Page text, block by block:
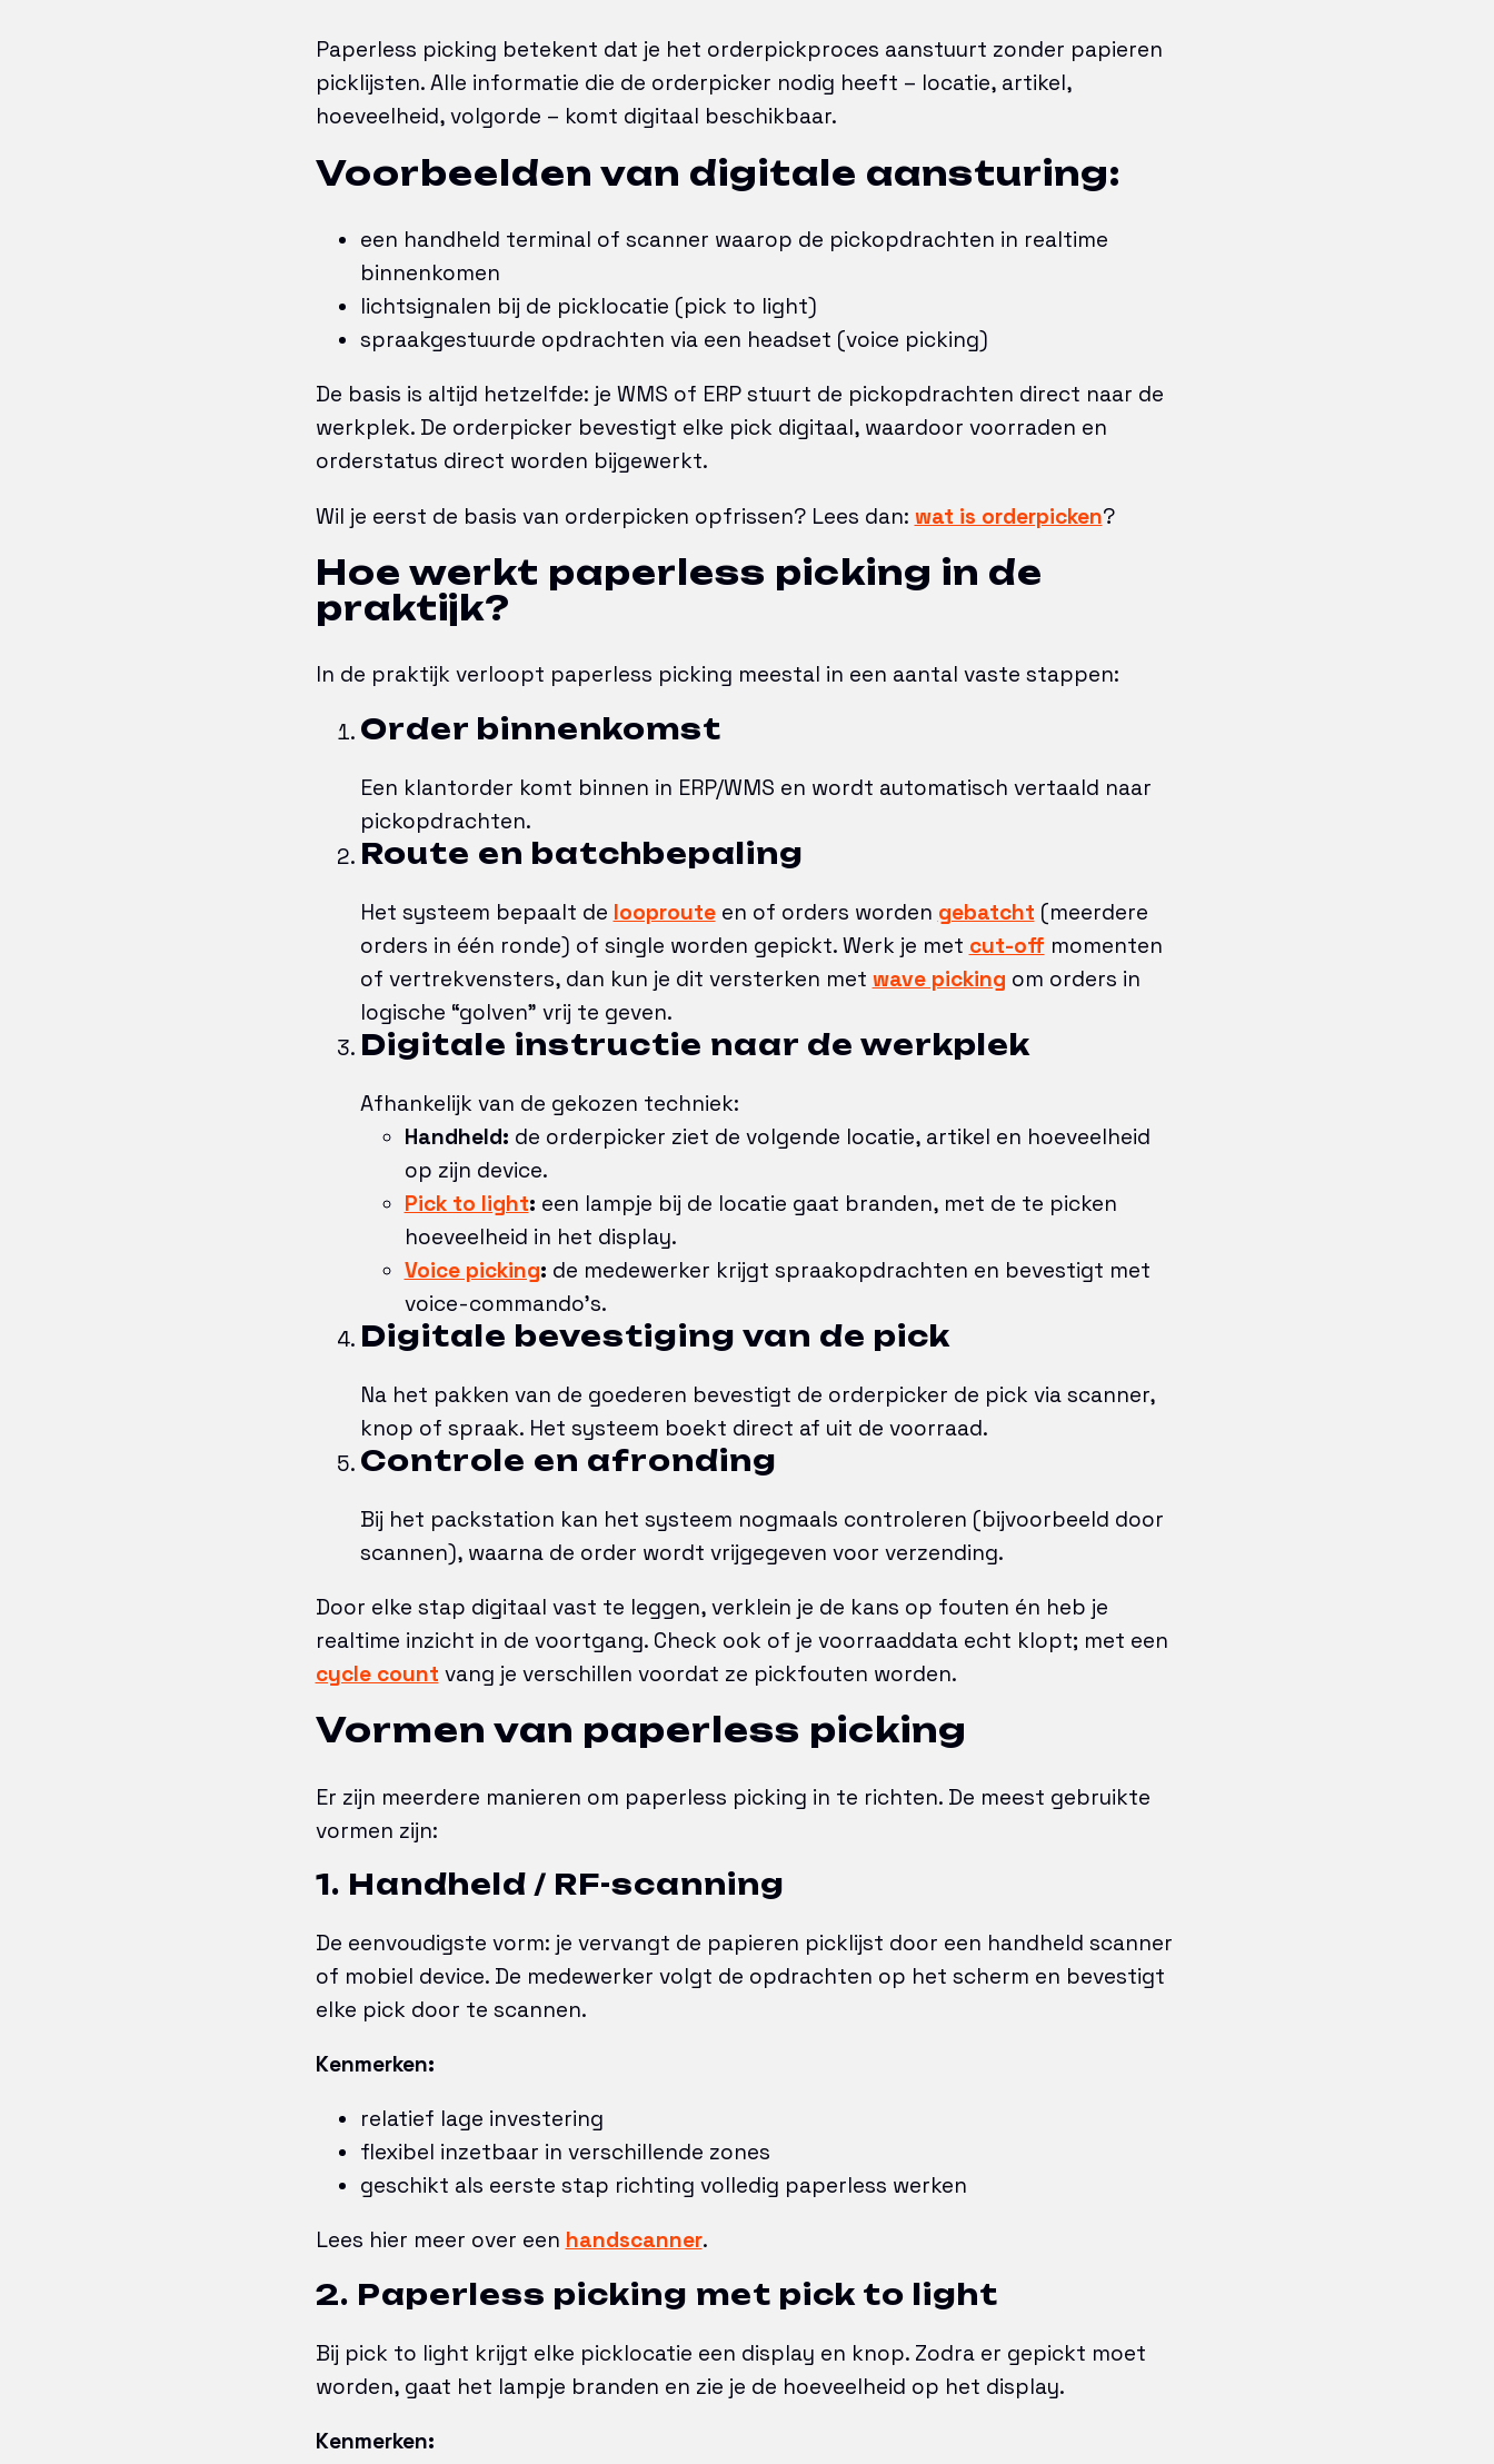
Paperless picking betekent dat je het orderpickproces aanstuurt zonder papieren
picklijsten. Alle informatie die de orderpicker nodig heeft – locatie, artikel,
hoeveelheid, volgorde – komt digitaal beschikbaar.
Voorbeelden van digitale aansturing:
een handheld terminal of scanner waarop de pickopdrachten in realtime
binnenkomen
lichtsignalen bij de picklocatie (pick to light)
spraakgestuurde opdrachten via een headset (voice picking)
De basis is altijd hetzelfde: je WMS of ERP stuurt de pickopdrachten direct naar de
werkplek. De orderpicker bevestigt elke pick digitaal, waardoor voorraden en
orderstatus direct worden bijgewerkt.
Wil je eerst de basis van orderpicken opfrissen? Lees dan: wat is orderpicken?
Hoe werkt paperless picking in de
praktijk?
In de praktijk verloopt paperless picking meestal in een aantal vaste stappen:
Order binnenkomst
Een klantorder komt binnen in ERP/WMS en wordt automatisch vertaald naar
pickopdrachten.
Route en batchbepaling
Het systeem bepaalt de looprouteen of orders worden gebatcht (meerdere
orders in één ronde) of single worden gepickt. Werk je met cut-off momenten
of vertrekvensters, dan kun je dit versterken met wave picking om orders in
logische “golven” vrij te geven.
Digitale instructie naar de werkplek
Afhankelijk van de gekozen techniek:
Handheld: de orderpicker ziet de volgende locatie, artikel en hoeveelheid
op zijn device.
Pick to light: een lampje bij de locatie gaat branden, met de te picken
hoeveelheid in het display.
Voice picking: de medewerker krijgt spraakopdrachten en bevestigt met
voice-commando’s.
Digitale bevestiging van de pick
Na het pakken van de goederen bevestigt de orderpicker de pick via scanner,
knop of spraak. Het systeem boekt direct af uit de voorraad.
Controle en afronding
Bij het packstation kan het systeem nogmaals controleren (bijvoorbeeld door
scannen), waarna de order wordt vrijgegeven voor verzending.
Door elke stap digitaal vast te leggen, verklein je de kans op fouten én heb je
realtime inzicht in de voortgang. Check ook of je voorraaddata echt klopt; met een
cycle count vang je verschillen voordat ze pickfouten worden.
Vormen van paperless picking
Er zijn meerdere manieren om paperless picking in te richten. De meest gebruikte
vormen zijn:
1. Handheld / RF-scanning
De eenvoudigste vorm: je vervangt de papieren picklijst door een handheld scanner
of mobiel device. De medewerker volgt de opdrachten op het scherm en bevestigt
elke pick door te scannen.
Kenmerken:
relatief lage investering
flexibel inzetbaar in verschillende zones
geschikt als eerste stap richting volledig paperless werken
Lees hier meer over een handscanner.
2. Paperless picking met pick to light
Bij pick to light krijgt elke picklocatie een display en knop. Zodra er gepickt moet
worden, gaat het lampje branden en zie je de hoeveelheid op het display.
Kenmerken: